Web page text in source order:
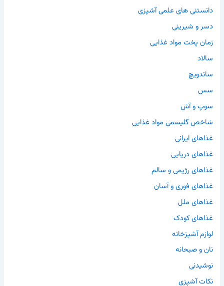
دانستنی های علمی آشپزی
دسر و شیرینی
زمان پخت مواد غذایی
سالاد
ساندویچ
سس
سوپ و آش
شاخص گلیسمی مواد غذایی
غذاهای ایرانی
غذاهای دریایی
غذاهای رژیمی و سالم
غذاهای فوری و آسان
غذاهای ملل
غذاهای کودک
لوازم آشپزخانه
نان و صبحانه
نوشیدنی
نکات آشپزی